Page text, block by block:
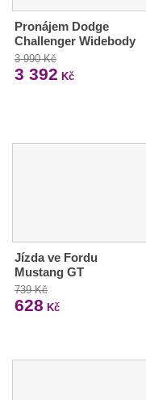
Pronájem Dodge
Challenger Widebody
3 990 Kč
3 392 Kč
Jízda ve Fordu
Mustang GT
739 Kč
628 Kč